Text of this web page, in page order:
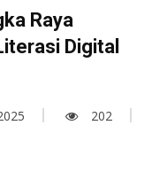
Raya
Digital
202